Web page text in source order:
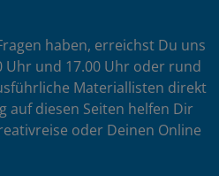
haben, erreichst Du uns
Uhr und 17.00 Uhr oder rund
Materiallisten direkt
auf diesen Seiten helfen Dir
oder Deinen Online